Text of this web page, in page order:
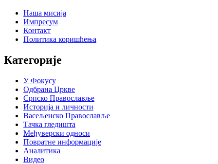
Наша мисија
Импресум
Контакт
Политика коришћења
Категорије
У Фокусу
Одбрана Цркве
Српско Православље
Историја и личности
Васељенско Православље
Тачка гледишта
Међуверски односи
Повратне информације
Аналитика
Видео